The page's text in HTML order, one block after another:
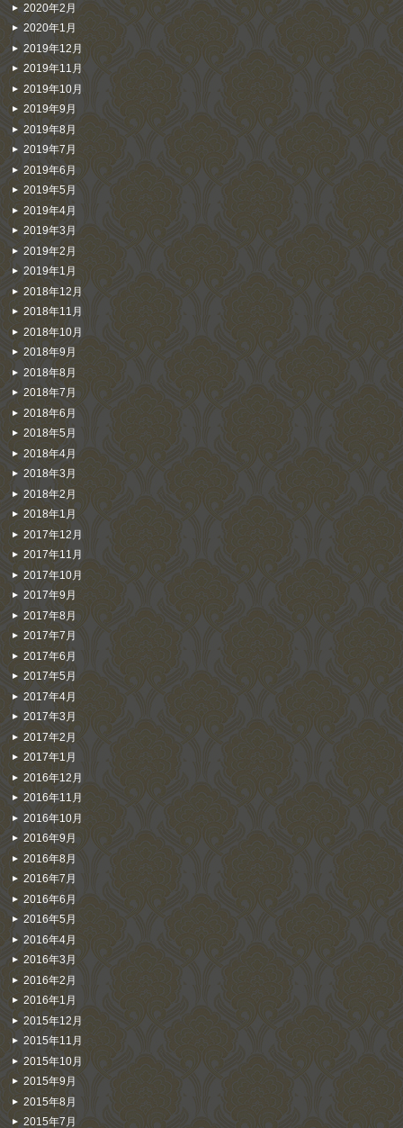
2020年2月
2020年1月
2019年12月
2019年11月
2019年10月
2019年9月
2019年8月
2019年7月
2019年6月
2019年5月
2019年4月
2019年3月
2019年2月
2019年1月
2018年12月
2018年11月
2018年10月
2018年9月
2018年8月
2018年7月
2018年6月
2018年5月
2018年4月
2018年3月
2018年2月
2018年1月
2017年12月
2017年11月
2017年10月
2017年9月
2017年8月
2017年7月
2017年6月
2017年5月
2017年4月
2017年3月
2017年2月
2017年1月
2016年12月
2016年11月
2016年10月
2016年9月
2016年8月
2016年7月
2016年6月
2016年5月
2016年4月
2016年3月
2016年2月
2016年1月
2015年12月
2015年11月
2015年10月
2015年9月
2015年8月
2015年7月